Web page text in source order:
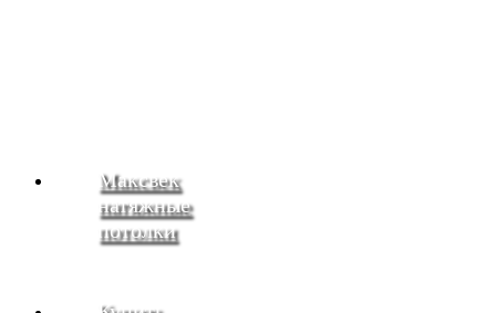
Максвек
натяжные
потолки